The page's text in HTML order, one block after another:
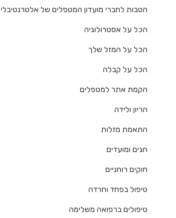
הטבות לחברי מועדון המטפלים של אלטרנטיבלי
הכל על אסטרולוגיה
הכל על המזל שלך
הכל על קבלה
הקמת אתר למטפלים
הריון ולידה
התאמת מזלות
חגים ומועדים
חוקים רוחניים
טיפול בפחד וחרדה
טיפולים ברפואה משלימה